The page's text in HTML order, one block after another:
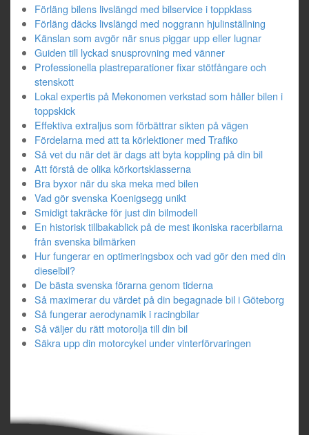
Förläng bilens livslängd med bilservice i toppklass
Förläng däcks livslängd med noggrann hjulinställning
Känslan som avgör när snus piggar upp eller lugnar
Guiden till lyckad snusprovning med vänner
Professionella plastreparationer fixar stötfångare och
stenskott
Lokal expertis på Mekonomen verkstad som håller bilen i
toppskick
Effektiva extraljus som förbättrar sikten på vägen
Fördelarna med att ta körlektioner med Trafiko
Så vet du när det är dags att byta koppling på din bil
Att förstå de olika körkortsklasserna
Bra byxor när du ska meka med bilen
Vad gör svenska Koenigsegg unikt
Smidigt takräcke för just din bilmodell
En historisk tillbakablick på de mest ikoniska racerbilarna
från svenska bilmärken
Hur fungerar en optimeringsbox och vad gör den med din
dieselbil?
De bästa svenska förarna genom tiderna
Så maximerar du värdet på din begagnade bil i Göteborg
Så fungerar aerodynamik i racingbilar
Så väljer du rätt motorolja till din bil
Säkra upp din motorcykel under vinterförvaringen